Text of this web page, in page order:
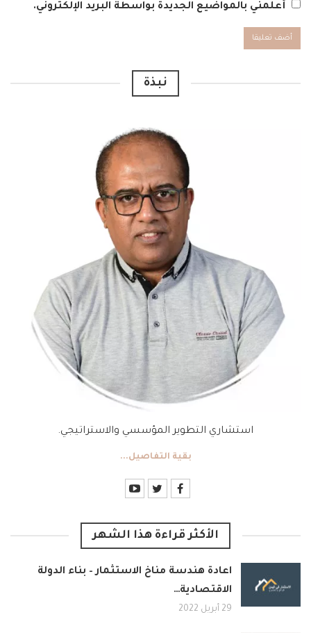
أعلمني بالمواضيع الجديدة بواسطة البريد الإلكتروني.
نبذة
استشاري التطوير المؤسسي والاستراتيجي.
بقية التفاصيل...
الأكثر قراءة هذا الشهر
اعادة هندسة مناخ الاستثمار – بناء الدولة
الاقتصادية…
29 أبريل 2022